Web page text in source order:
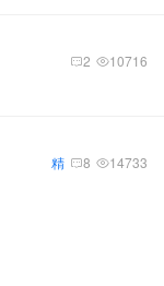
10716
2
14733
8
精